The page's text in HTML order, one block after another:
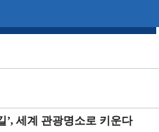
’, 세계 관광명소로 키운다